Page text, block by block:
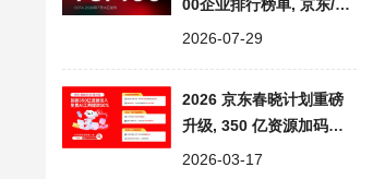
00企业排行榜单, 京东/阿
里/美的/沃尔玛领衔千亿
2026-07-29
2026 京东春晓计划重磅
升级, 350 亿资源加码中
小商家扶持
2026-03-17